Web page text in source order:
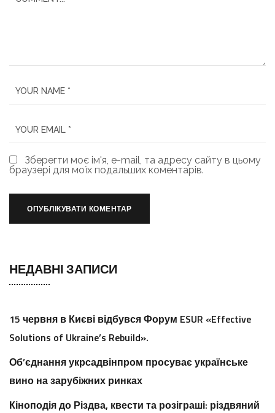
Зберегти моє ім'я, e-mail, та адресу сайту в цьому
браузері для моїх подальших коментарів.
НЕДАВНІ ЗАПИСИ
15 червня в Києві відбувся Форум ESUR «Effective
Solutions of Ukraine’s Rebuild».
Об’єднання укрсадвінпром просуває українське
вино на зарубіжних ринках
Кіноподія до Різдва, квести та розіграші: різдвяний